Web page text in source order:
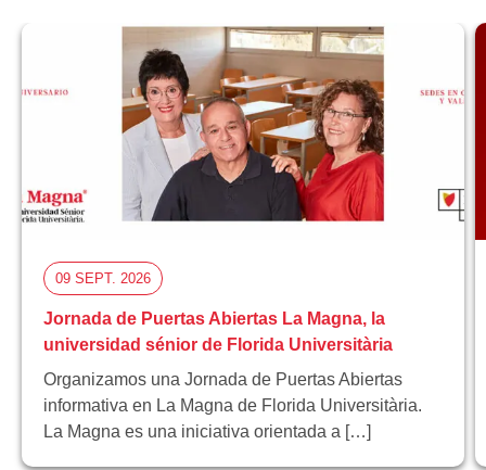
09 SEPT. 2026
Jornada de Puertas Abiertas La Magna, la
universidad sénior de Florida Universitària
Organizamos una Jornada de Puertas Abiertas
informativa en La Magna de Florida Universitària.
La Magna es una iniciativa orientada a […]